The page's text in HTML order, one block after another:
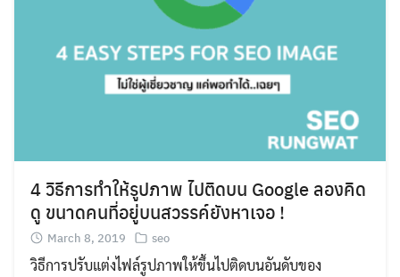
4 วิธีการทำให้รูปภาพ ไปติดบน Google ลองคิด
ดู ขนาดคนที่อยู่บนสวรรค์ยังหาเจอ !
March 8, 2019 seo
วิธีการปรับแต่งไฟล์รูปภาพให้ขึ้นไปติดบนอันดับของ